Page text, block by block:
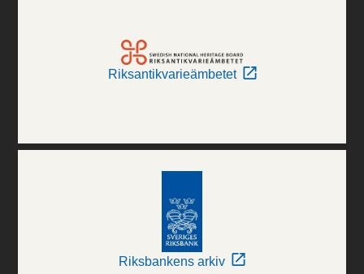
Riksantikvarieämbetet
Riksbankens arkiv